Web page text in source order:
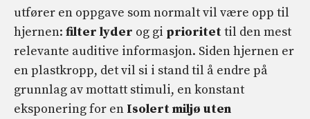
utfører en oppgave som normalt vil være opp til
hjernen: filter lyder og gi prioritettil den mest
relevante auditive informasjon. Siden hjernen er
en plastkropp, det vil si i stand til å endre på
grunnlag av mottatt stimuli, en konstant
eksponering for en Isolert miljø uten